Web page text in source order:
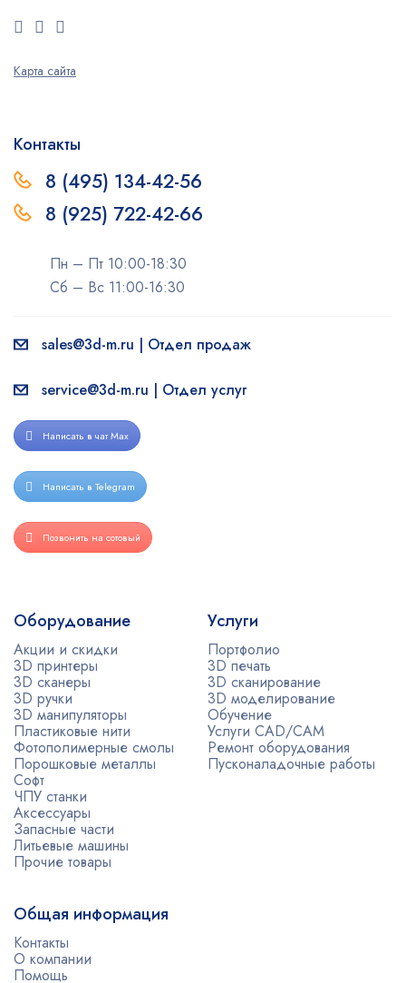
Карта сайта
Контакты
8 (495) 134-42-56
8 (925) 722-42-66
Пн – Пт 10:00-18:30
Сб – Вс 11:00-16:30
sales@3d-m.ru | Отдел продаж
service@3d-m.ru | Отдел услуг
Написать в чат Max
Написать в Telegram
Позвонить на сотовый
Оборудование
Акции и скидки
3D принтеры
3D сканеры
3D ручки
3D манипуляторы
Пластиковые нити
Фотополимерные смолы
Порошковые металлы
Софт
ЧПУ станки
Аксессуары
Запасные части
Литьевые машины
Прочие товары
Услуги
Портфолио
3D печать
3D сканирование
3D моделирование
Обучение
Услуги CAD/CAM
Ремонт оборудования
Пусконаладочные работы
Общая информация
Контакты
О компании
Помощь